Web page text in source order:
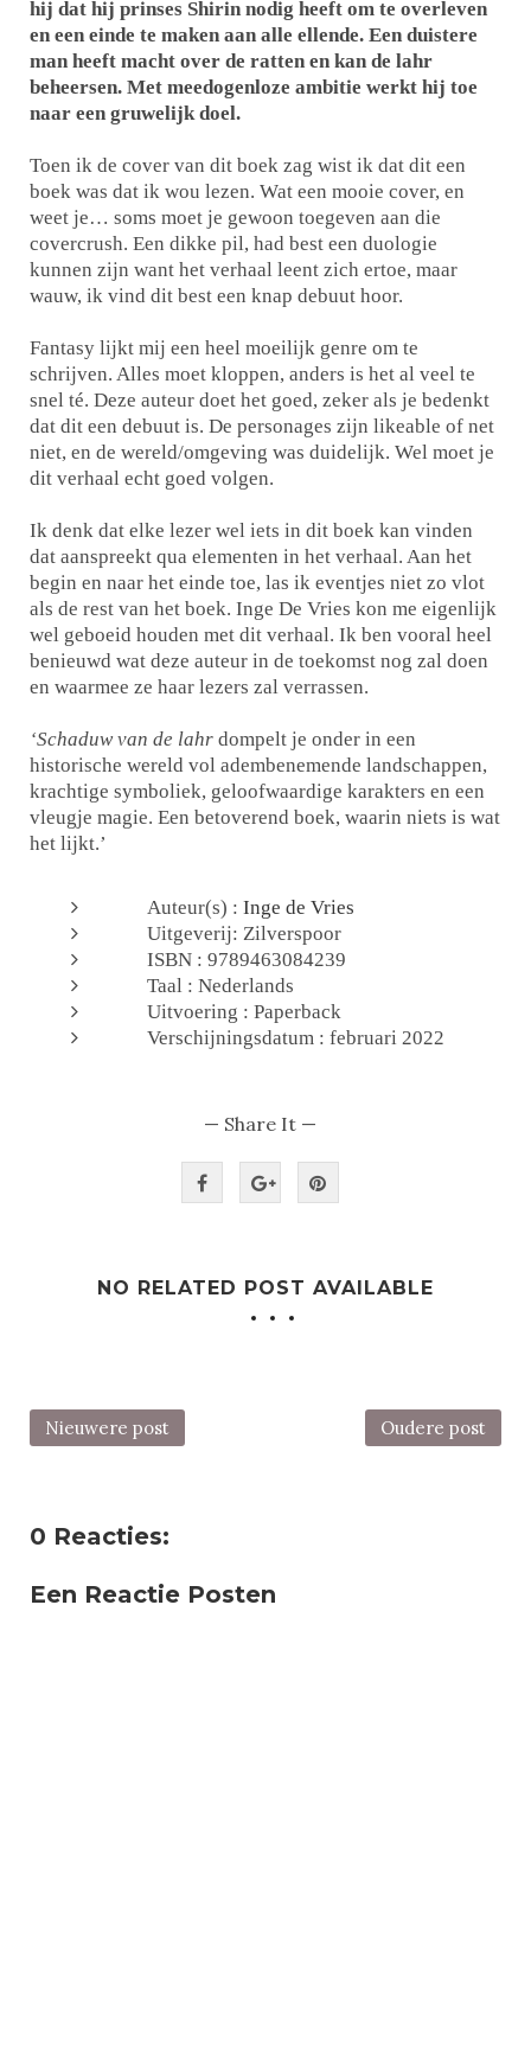
hij dat hij prinses Shirin nodig heeft om te overleven
en een einde te maken aan alle ellende. Een duistere
man heeft macht over de ratten en kan de lahr
beheersen. Met meedogenloze ambitie werkt hij toe
naar een gruwelijk doel.
Toen ik de cover van dit boek zag wist ik dat dit een
boek was dat ik wou lezen. Wat een mooie cover, en
weet je… soms moet je gewoon toegeven aan die
covercrush. Een dikke pil, had best een duologie
kunnen zijn want het verhaal leent zich ertoe, maar
wauw, ik vind dit best een knap debuut hoor.
Fantasy lijkt mij een heel moeilijk genre om te
schrijven. Alles moet kloppen, anders is het al veel te
snel té. Deze auteur doet het goed, zeker als je bedenkt
dat dit een debuut is. De personages zijn likeable of net
niet, en de wereld/omgeving was duidelijk. Wel moet je
dit verhaal echt goed volgen.
Ik denk dat elke lezer wel iets in dit boek kan vinden
dat aanspreekt qua elementen in het verhaal. Aan het
begin en naar het einde toe, las ik eventjes niet zo vlot
als de rest van het boek. Inge De Vries kon me eigenlijk
wel geboeid houden met dit verhaal. Ik ben vooral heel
benieuwd wat deze auteur in de toekomst nog zal doen
en waarmee ze haar lezers zal verrassen.
‘Schaduw van de lahr dompelt je onder in een
historische wereld vol adembenemende landschappen,
krachtige symboliek, geloofwaardige karakters en een
vleugje magie. Een betoverend boek, waarin niets is wat
het lijkt.’
Auteur(s) : Inge de Vries
Uitgeverij: Zilverspoor
ISBN : 9789463084239
Taal : Nederlands
Uitvoering : Paperback
Verschijningsdatum : februari 2022
— Share It —
NO RELATED POST AVAILABLE
Nieuwere post Oudere post
0 Reacties:
Een Reactie Posten